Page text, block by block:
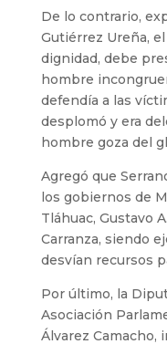
De lo contrario,
Gutiérrez Ureña,
dignidad, debe
hombre
defendía a las
desplomó y era
hombre goza del
Agregó que
los gobiernos de
Tláhuac, Gustavo
Carranza, siendo
desvían recursos
Por último, la
Asociación
Álvarez Camacho,